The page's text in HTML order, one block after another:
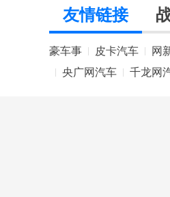
福田
友情链接
豪车事 皮卡汽车 网
央广网汽车 千龙网